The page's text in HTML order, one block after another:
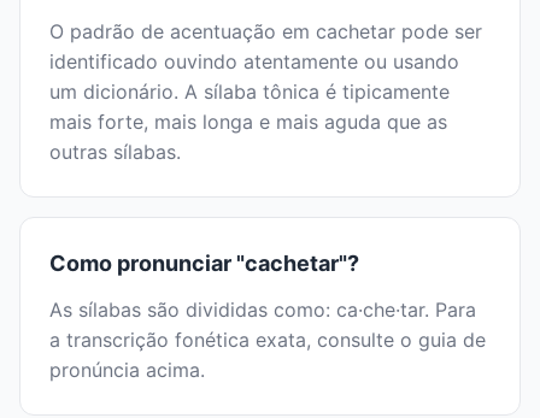
O padrão de acentuação em cachetar pode ser
identificado ouvindo atentamente ou usando
um dicionário. A sílaba tônica é tipicamente
mais forte, mais longa e mais aguda que as
outras sílabas.
Como pronunciar "cachetar"?
As sílabas são divididas como: ca·che·tar. Para
a transcrição fonética exata, consulte o guia de
pronúncia acima.